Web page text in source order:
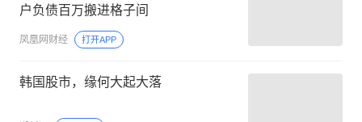
户负债百万搬进格子间
凤凰网财经 打开APP
韩国股市，缘何大起大落